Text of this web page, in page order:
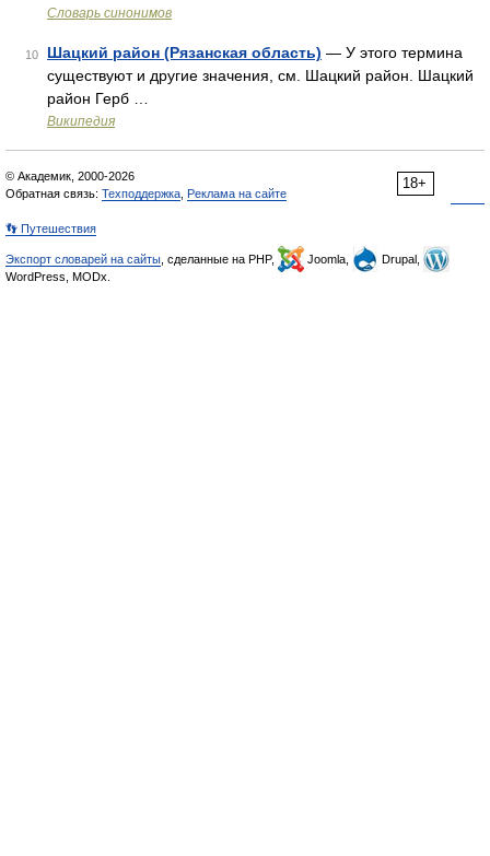
Словарь синонимов
10 Шацкий район (Рязанская область) — У этого термина
существуют и другие значения, см. Шацкий район. Шацкий
район Герб …
Википедия
18+
© Академик, 2000-2026
Обратная связь: Техподдержка Реклама на сайте
👣 Путешествия
Экспорт словарей на сайты , сделанные на PHP, Joomla,
Drupal,
WordPress, MODx.